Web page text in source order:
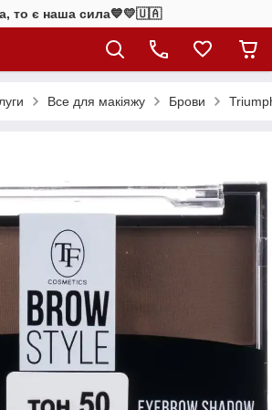
то є наша сила​💙💛🇺🇦​
Все для макіяжу Брови